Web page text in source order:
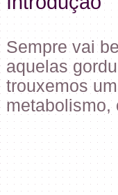
Sempre vai
aquelas
trouxemos
metabolismo,